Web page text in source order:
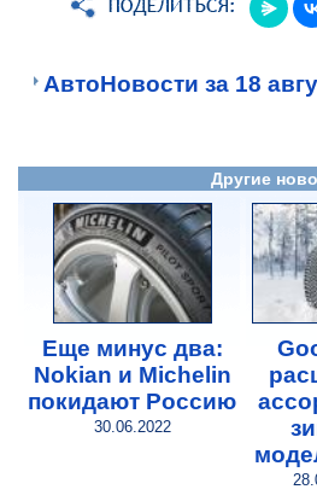
АвтоНовости за 18
Другие
Еще минус два:
Nokian и Michelin
покидают Россию
30.06.2022